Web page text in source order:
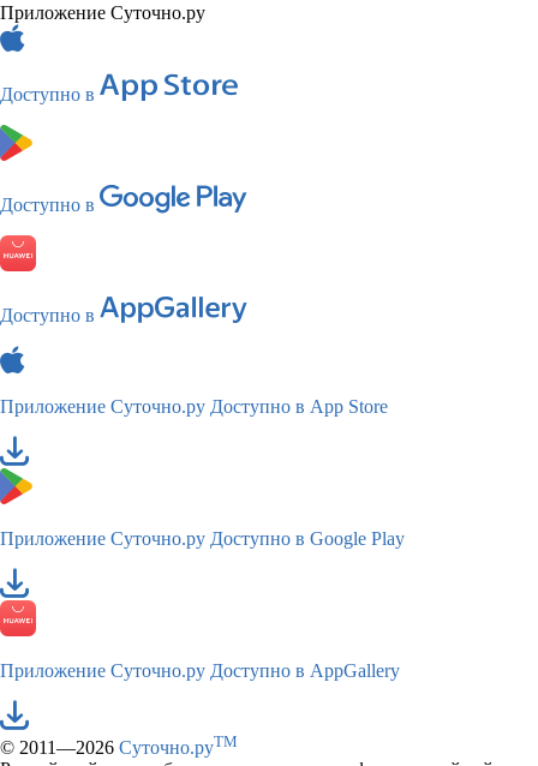
Приложение Суточно.ру
Доступно в
Доступно в
Доступно в
Приложение Суточно.ру Доступно в App Store
Приложение Суточно.ру Доступно в Google Play
Приложение Суточно.ру Доступно в AppGallery
© 2011—2026 Суточно.руTM